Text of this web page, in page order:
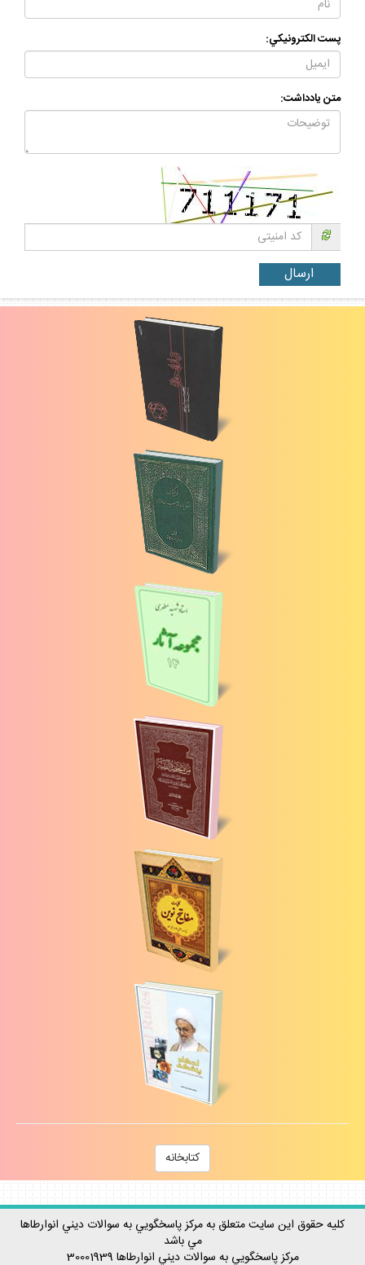
پست الكترونيكي:
متن يادداشت:
كتابخانه
كليه حقوق اين سايت متعلق به مركز پاسخگويي به سوالات ديني انوارطاها
مي باشد
مركز پاسخگويي به سوالات ديني انوارطاها 30001939